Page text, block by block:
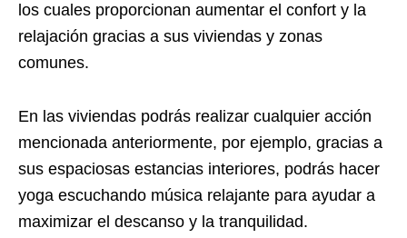
los cuales proporcionan aumentar el confort y la
relajación gracias a sus viviendas y zonas
comunes.
En las viviendas podrás realizar cualquier acción
mencionada anteriormente, por ejemplo, gracias a
sus espaciosas estancias interiores, podrás hacer
yoga escuchando música relajante para ayudar a
maximizar el descanso y la tranquilidad.